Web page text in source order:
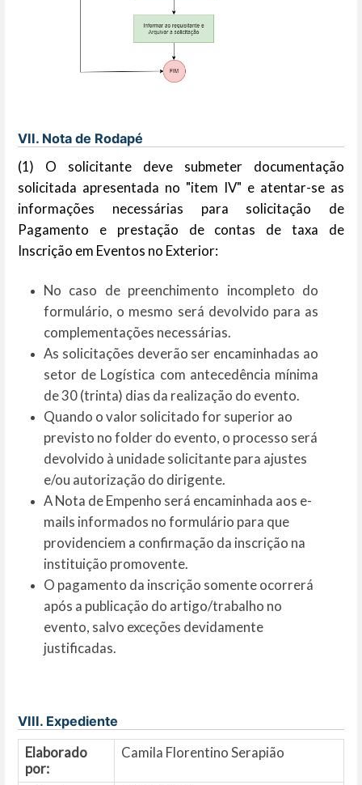
VII. Nota de Rodapé
(1) O solicitante deve submeter documentação
solicitada apresentada no "item IV" e atentar-se as
informações necessárias para solicitação de
Pagamento e prestação de contas de taxa de
Inscrição em Eventos no Exterior:
No caso de preenchimento incompleto do
formulário, o mesmo será devolvido para as
complementações necessárias.
As solicitações deverão ser encaminhadas ao
setor de Logística com antecedência mínima
de 30 (trinta) dias da realização do evento.
Quando o valor solicitado for superior ao
previsto no folder do evento, o processo será
devolvido à unidade solicitante para ajustes
e/ou autorização do dirigente.
A Nota de Empenho será encaminhada aos e-
mails informados no formulário para que
providenciem a confirmação da inscrição na
instituição promovente.
O pagamento da inscrição somente ocorrerá
após a publicação do artigo/trabalho no
evento, salvo exceções devidamente
justificadas.
VIII. Expediente
Elaborado
por:
Camila Florentino Serapião